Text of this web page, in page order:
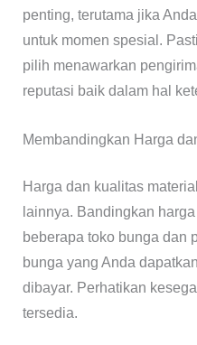
penting, terutama jika
untuk momen spesial.
pilih menawarkan
reputasi baik dalam hal
Membandingkan Harga
Harga dan kualitas
lainnya. Bandingkan
beberapa toko bunga dan
bunga yang Anda
dibayar. Perhatikan
tersedia.